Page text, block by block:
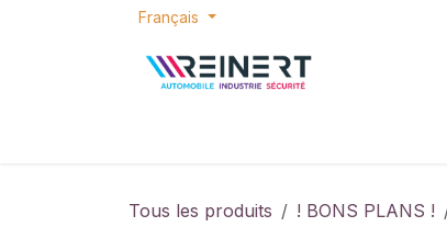
Se rendre au contenu
Français
Tous les produits ! BONS PLANS !